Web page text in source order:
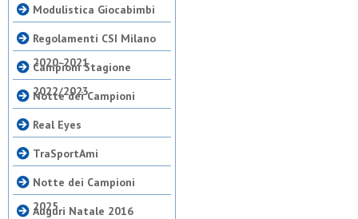
Modulistica Giocabimbi
Regolamenti CSI Milano
2020-2021
Campioni Stagione
2022/2023
Notte dei Campioni
Real Eyes
TraSportAmi
Notte dei Campioni
2025
Auguri Natale 2016